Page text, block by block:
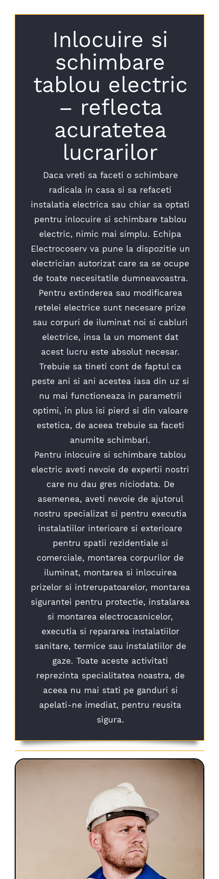
Inlocuire si
schimbare
tablou electric
– reflecta
acuratetea
lucrarilor
Daca vreti sa faceti o schimbare
radicala in casa si sa refaceti
instalatia electrica sau chiar sa optati
pentru inlocuire si schimbare tablou
electric, nimic mai simplu. Echipa
Electrocoserv va pune la dispozitie un
electrician autorizat care sa se ocupe
de toate necesitatile dumneavoastra.
Pentru extinderea sau modificarea
retelei electrice sunt necesare prize
sau corpuri de iluminat noi si cabluri
electrice, insa la un moment dat
acest lucru este absolut necesar.
Trebuie sa tineti cont de faptul ca
peste ani si ani acestea iasa din uz si
nu mai functioneaza in parametrii
optimi, in plus isi pierd si din valoare
estetica, de aceea trebuie sa faceti
anumite schimbari.
Pentru inlocuire si schimbare tablou
electric aveti nevoie de expertii nostri
care nu dau gres niciodata. De
asemenea, aveti nevoie de ajutorul
nostru specializat si pentru executia
instalatiilor interioare si exterioare
pentru spatii rezidentiale si
comerciale, montarea corpurilor de
iluminat, montarea si inlocuirea
prizelor si intrerupatoarelor, montarea
sigurantei pentru protectie, instalarea
si montarea electrocasnicelor,
executia si repararea instalatiilor
sanitare, termice sau instalatiilor de
gaze. Toate aceste activitati
reprezinta specialitatea noastra, de
aceea nu mai stati pe ganduri si
apelati-ne imediat, pentru reusita
sigura.